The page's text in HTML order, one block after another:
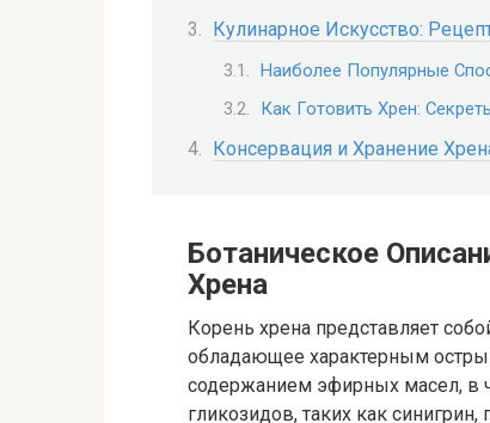
Кулинарное Искусство:
Наиболее Популярные
Как Готовить Хрен:
Консервация и Хранение
Ботаническое
Хрена
Корень хрена представляет
обладающее характерным
содержанием эфирных масел, в
гликозидов, таких как